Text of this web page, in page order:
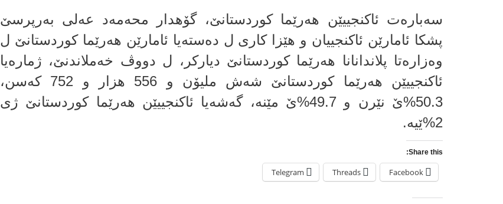
سه‌باره‌ت ئاكنجییێن هه‌رێما كوردستانێ، گۆهدار محه‌مه‌د عه‌لى به‌رپرسێ
پشكا ئامارێن ئاكنجییان و هێزا كارى ل ده‌سته‌یا ئامارێن هه‌رێما كوردستانێ ل
وه‌زاره‌تا پلاندانانا هه‌رێما كوردستانێ دیاركر، ل دووڤ خه‌ملاندنێ، ژماره‌یا
ئاكنجییێن هه‌رێما كوردستانێ شه‌ش ملیۆن و 556 هزار و 752 كه‌سن،
50.3%ێ نێرن و 49.7%ێ مێنه‌، گه‌شه‌یا ئاكنجییێن هه‌رێما كوردستانێ ژى
2%ێیه‌.
Share this:
Facebook
Threads
Telegram